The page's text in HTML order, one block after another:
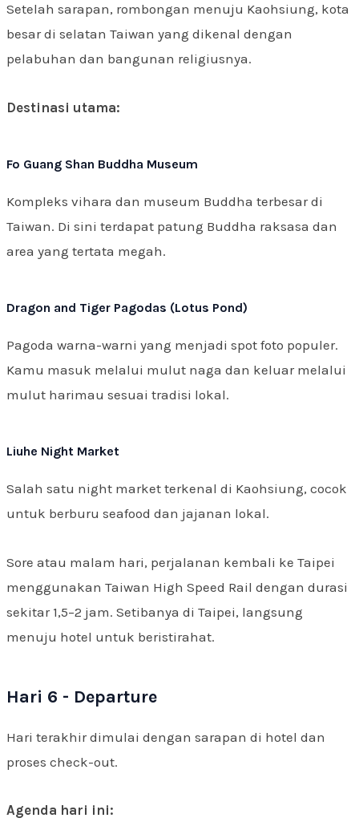
Setelah sarapan, rombongan menuju Kaohsiung, kota
besar di selatan Taiwan yang dikenal dengan
pelabuhan dan bangunan religiusnya.
Destinasi utama:
Fo Guang Shan Buddha Museum
Kompleks vihara dan museum Buddha terbesar di
Taiwan. Di sini terdapat patung Buddha raksasa dan
area yang tertata megah.
Dragon and Tiger Pagodas (Lotus Pond)
Pagoda warna-warni yang menjadi spot foto populer.
Kamu masuk melalui mulut naga dan keluar melalui
mulut harimau sesuai tradisi lokal.
Liuhe Night Market
Salah satu night market terkenal di Kaohsiung, cocok
untuk berburu seafood dan jajanan lokal.
Sore atau malam hari, perjalanan kembali ke Taipei
menggunakan Taiwan High Speed Rail dengan durasi
sekitar 1,5–2 jam. Setibanya di Taipei, langsung
menuju hotel untuk beristirahat.
Hari 6 - Departure
Hari terakhir dimulai dengan sarapan di hotel dan
proses check-out.
Agenda hari ini: